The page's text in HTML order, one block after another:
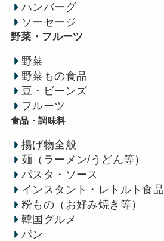
ハンバーグ
ソーセージ
野菜・フルーツ
野菜
野菜もの食品
豆・ビーンズ
フルーツ
食品・調味料
揚げ物全般
麺（ラーメン/うどん等）
パスタ・ソース
インスタント・レトルト食品
粉もの（お好み焼き等）
韓国グルメ
パン